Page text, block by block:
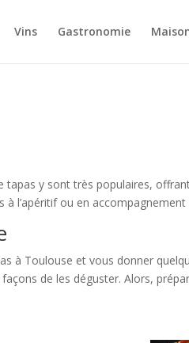
Vins Gastronomie
y sont très populaires,
l’apéritif ou en accompagnement
à Toulouse et vous donner
de les déguster. Alors,